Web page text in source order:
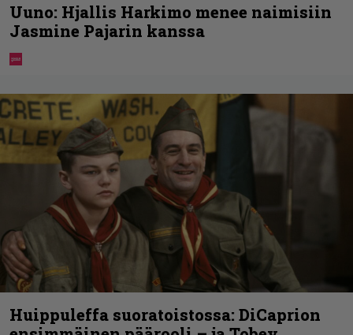
Uuno: Hjallis Harkimo menee naimisiin
Jasmine Pajarin kanssa
Huippuleffa suoratoistossa: DiCaprion